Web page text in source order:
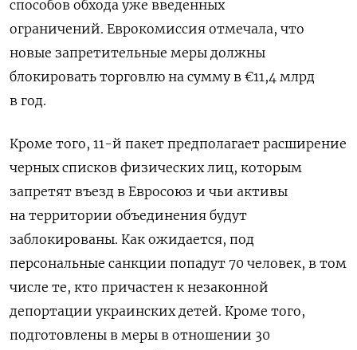
способов обхода уже введенных
ограничений. Еврокомиссия отмечала, что
новые запретительные меры должны
блокировать торговлю на сумму в €11,4 млрд
в год.
Кроме того, 11-й пакет предполагает расширение
черных списков физических лиц, которым
запретят въезд в Евросоюз и чьи активы
на территории объединения будут
заблокированы. Как ожидается, под
персональные санкции попадут 70 человек, в том
числе те, кто причастен к незаконной
депортации украинских детей. Кроме того,
подготовлены в меры в отношении 30